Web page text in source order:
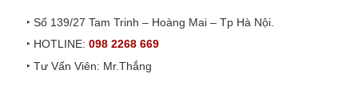
‣ Số 139/27 Tam Trinh – Hoàng Mai – Tp Hà Nội.
‣ HOTLINE:098 2268 669
‣ Tư Vấn Viên: Mr.Thắng